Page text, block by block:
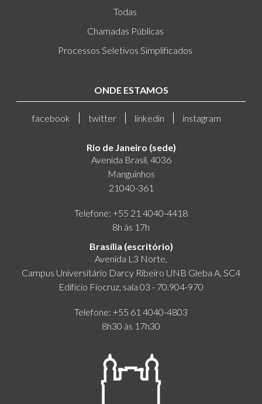
Todas
Chamadas Públicas
Processos Seletivos Simplificados
ONDE ESTAMOS
facebook twitter linkedin instagram
Rio de Janeiro (sede)
Avenida Brasil, 4036
Manguinhos
21040-361
Telefone: +55 21 4040-4418
8h às 17h
Brasília (escritório)
Avenida L3 Norte,
Campus Universitário Darcy Ribeiro UNB Gleba A, SC4
Edifício Fiocruz, sala 03 - 70.904-970
Telefone: +55 61 4040-4803
8h30 às 17h30